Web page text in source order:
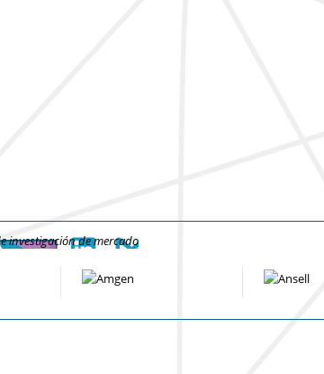
investigación de mercado